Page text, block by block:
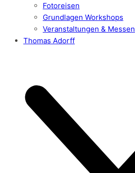
Fotoreisen
Grundlagen Workshops
Veranstaltungen & Messen
Thomas Adorff